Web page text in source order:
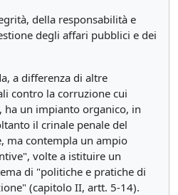
della responsabilità e
degli affari pubblici e dei
a differenza di altre
contro la corruzione cui
ha un impianto organico, in
il crinale penale del
ma contempla un ampio
volte a istituire un
di "politiche e pratiche di
(capitolo II, artt. 5-14).